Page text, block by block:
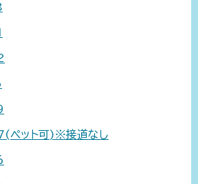
ペット可)※接道なし